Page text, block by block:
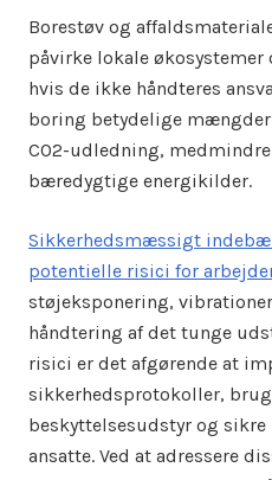
Borestøv og
påvirke lokale
hvis de ikke håndteres
boring betydelige
CO2-udledning, medmindre
bæredygtige energikilder.
Sikkerhedsmæssigt
potentielle risici for
støjeksponering,
håndtering af det tunge
risici er det afgørende at
sikkerhedsprotokoller,
beskyttelsesudstyr og
ansatte. Ved at adressere